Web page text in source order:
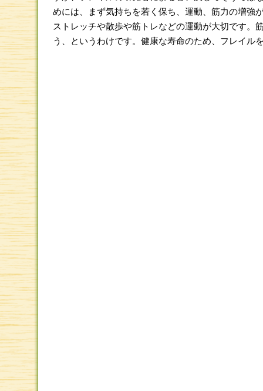
めには、まず気持ちを若く保ち、運動、筋力の増強
ストレッチや散歩や筋トレなどの運動が大切です。
う、というわけです。健康な寿命のため、フレイル